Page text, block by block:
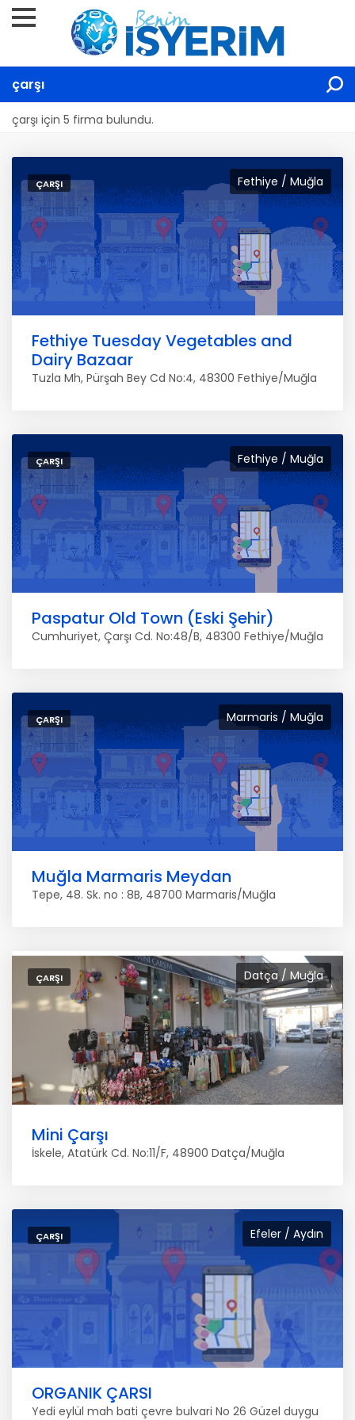
çarşı
çarşı için 5 firma bulundu.
Fethiye / Muğla
ÇARŞI
Fethiye Tuesday Vegetables and
Dairy Bazaar
Tuzla Mh, Pürşah Bey Cd No:4, 48300 Fethiye/Muğla
Fethiye / Muğla
ÇARŞI
Paspatur Old Town (Eski Şehir)
Cumhuriyet, Çarşı Cd. No:48/B, 48300 Fethiye/Muğla
Marmaris / Muğla
ÇARŞI
Muğla Marmaris Meydan
Tepe, 48. Sk. no : 8B, 48700 Marmaris/Muğla
Datça / Muğla
ÇARŞI
Mini Çarşı
İskele, Atatürk Cd. No:11/F, 48900 Datça/Muğla
Efeler / Aydın
ÇARŞI
ORGANIK ÇARSI
Yedi eylül mah bati çevre bulvari No 26 Güzel duygu